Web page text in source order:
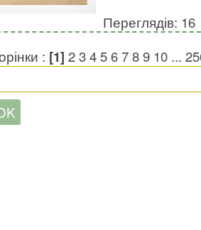
Переглядів: 16
: [1] 23456789 10 ...